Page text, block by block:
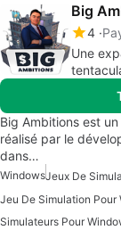
Big
4
Une
Big Ambitions est
réalisé par le
dans…
WindowsJeux De
Jeu De Simulation Pour
Simulateurs Pour